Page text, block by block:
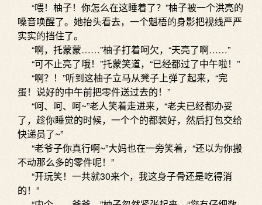
“喂！柚子！你怎么在这睡着了？”柚子被一个洪亮的
嗓音唤醒了。她抬头看去，一个魁梧的身影把视线严严
实实的挡住了。
“啊，托蒙蒙……”柚子打着呵欠，“天亮了啊……”
“可不止亮了哦！”托蒙笑道，“已经都过了中午啦！”
“啊？！”听到这柚子立马从凳子上弹了起来，“完
蛋！说好的中午前把零件送过去的！”
“呵、呵、呵~”老人笑着走进来，“老夫已经都办妥
了，趁你睡觉的时候，一个个的都装好，然后打包交给
快递员了~”
“老爷子你真行啊~”大妈也在一旁笑着，“还以为你搬
不动那么多的零件呢！”
“开玩笑！一共就30来个，我这身子骨还是吃得消
的！”